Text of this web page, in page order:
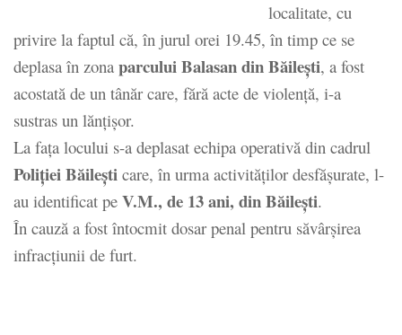
localitate, cu
privire la faptul că, în jurul orei 19.45, în timp ce se
deplasa în zona parcului Balasan din Băilești, a fost
acostată de un tânăr care, fără acte de violență, i-a
sustras un lănțişor.
La faţa locului s-a deplasat echipa operativă din cadrul
Poliţiei Băileşti care, în urma activităților desfășurate, l-
au identificat pe V.M., de 13 ani, din Băilești.
În cauză a fost întocmit dosar penal pentru săvârşirea
infracţiunii de furt.